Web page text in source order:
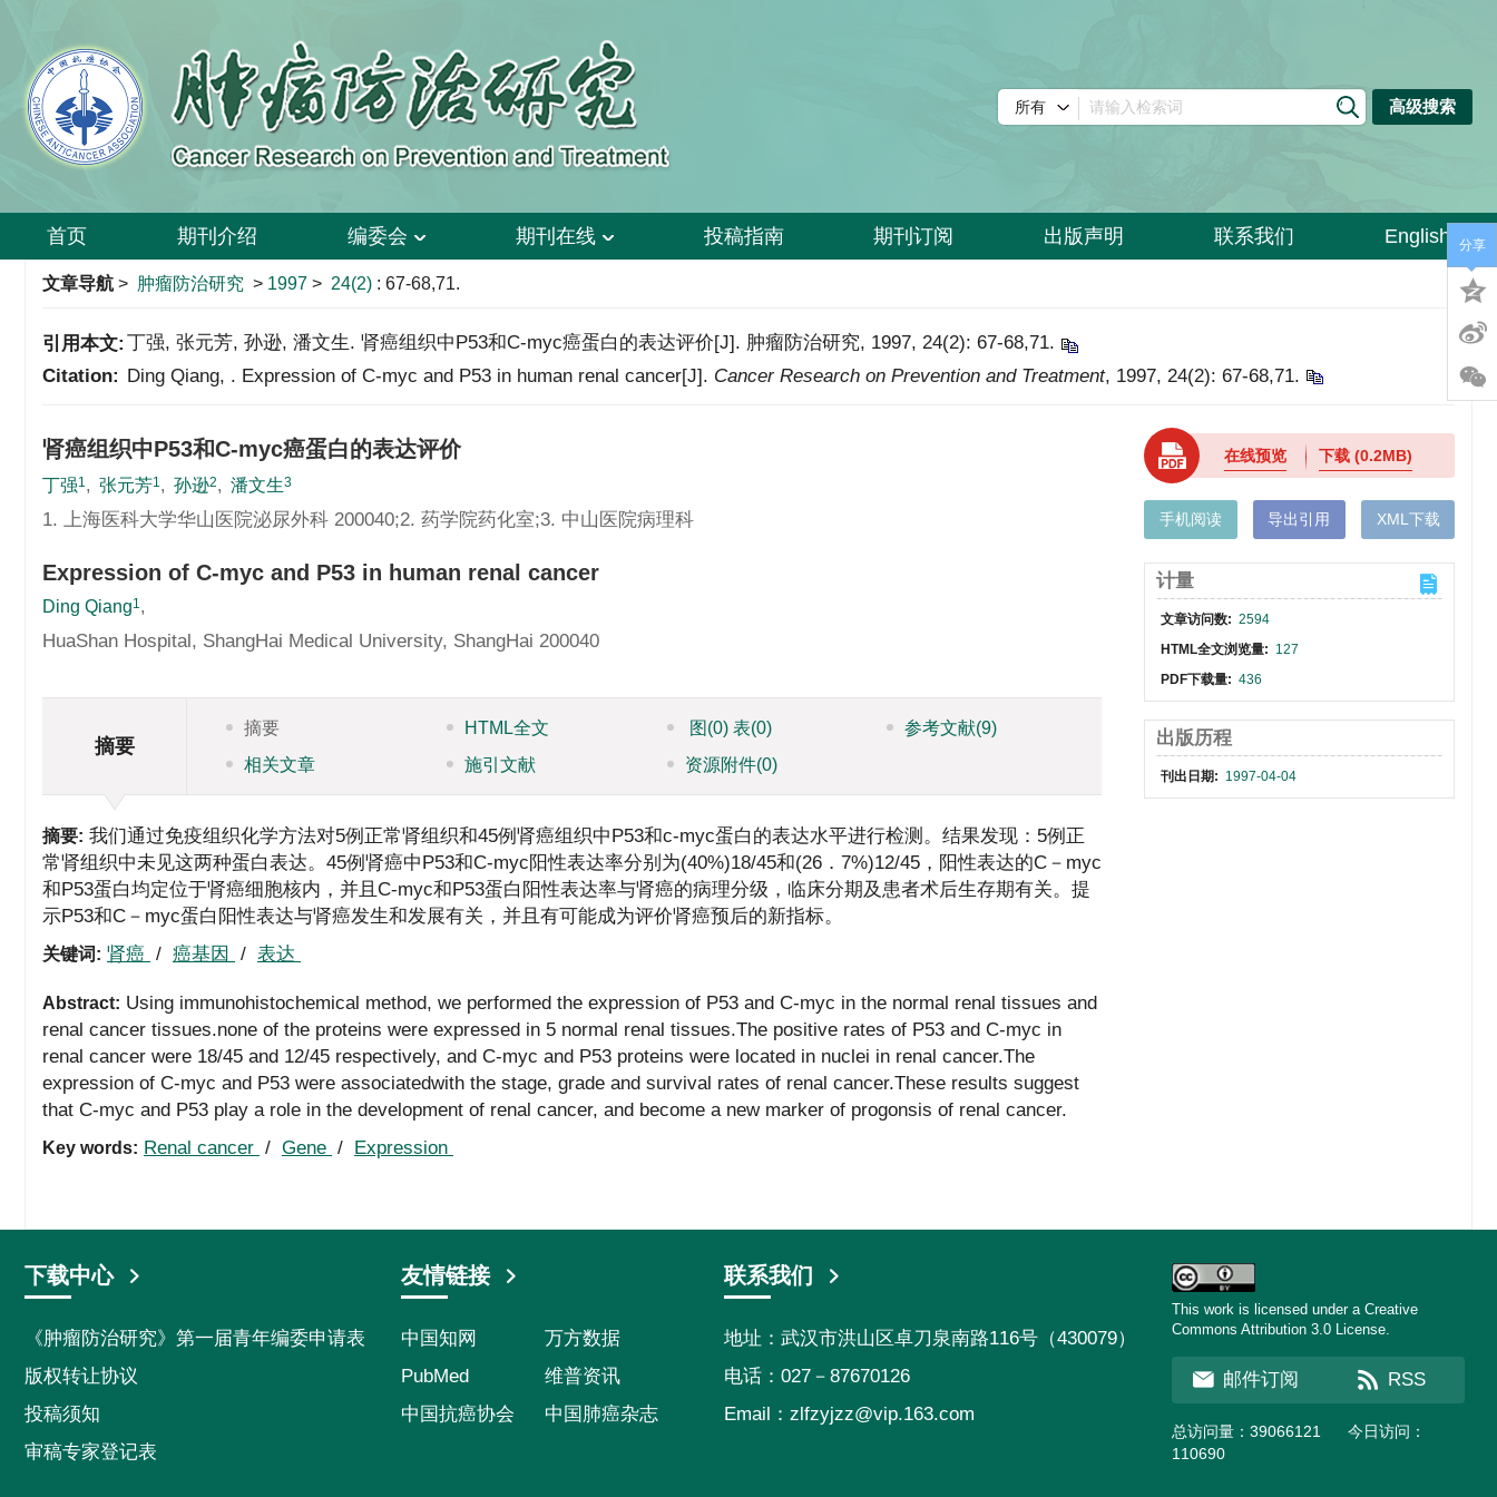
高级搜索
首页 期刊介绍 编委会 期刊在线 投稿指南 期刊订阅 出版声明 联系我们 English
文章导航 > 肿瘤防治研究 > 1997 > 24(2) : 67-68,71.
引用本文: 丁强, 张元芳, 孙逊, 潘文生. 肾癌组织中P53和C-myc癌蛋白的表达评价[J]. 肿瘤防治研究, 1997, 24(2): 67-68,71.
Citation: Ding Qiang, . Expression of C-myc and P53 in human renal cancer[J]. Cancer Research on Prevention and Treatment, 1997, 24(2): 67-68,71.
肾癌组织中P53和C-myc癌蛋白的表达评价
丁强1, 张元芳1, 孙逊2, 潘文生3
1. 上海医科大学华山医院泌尿外科 200040;2. 药学院药化室;3. 中山医院病理科
Expression of C-myc and P53 in human renal cancer
Ding Qiang1,
HuaShan Hospital, ShangHai Medical University, ShangHai 200040
摘要
摘要 HTML全文 图 (0)表(0) 参考文献(9)
相关文章
施引文献 资源附件(0)
摘要: 我们通过免疫组织化学方法对5例正常肾组织和45例肾癌组织中P53和c-myc蛋白的表达水平进行检测。结果发现：5例正
常肾组织中未见这两种蛋白表达。45例肾癌中P53和C-myc阳性表达率分别为(40%)18/45和(26．7%)12/45，阳性表达的C－myc
和P53蛋白均定位于肾癌细胞核内，并且C-myc和P53蛋白阳性表达率与肾癌的病理分级，临床分期及患者术后生存期有关。提
示P53和C－myc蛋白阳性表达与肾癌发生和发展有关，并且有可能成为评价肾癌预后的新指标。
关键词: 肾癌 / 癌基因 / 表达
Abstract: Using immunohistochemical method, we performed the expression of P53 and C-myc in the normal renal tissues and
renal cancer tissues.none of the proteins were expressed in 5 normal renal tissues.The positive rates of P53 and C-myc in
renal cancer were 18/45 and 12/45 respectively, and C-myc and P53 proteins were located in nuclei in renal cancer.The
expression of C-myc and P53 were associatedwith the stage, grade and survival rates of renal cancer.These results suggest
that C-myc and P53 play a role in the development of renal cancer, and become a new marker of progonsis of renal cancer.
Key words: Renal cancer / Gene / Expression
在线预览 下载(0.2MB)
手机阅读 导出引用 XML下载
计量
文章访问数: 2594
HTML全文浏览量: 127
PDF下载量: 436
出版历程
刊出日期: 1997-04-04
分享
下载中心
《肿瘤防治研究》第一届青年编委申请表
版权转让协议
投稿须知
审稿专家登记表
友情链接
中国知网
万方数据
PubMed
维普资讯
中国抗癌协会
中国肺癌杂志
联系我们
地址：武汉市洪山区卓刀泉南路116号（430079）
电话：027－87670126
Email： zlfzyjzz@vip.163.com
This work is licensed under a Creative
Commons Attribution 3.0 License.
邮件订阅 RSS
总访问量： 39066121
今日访问：
110690